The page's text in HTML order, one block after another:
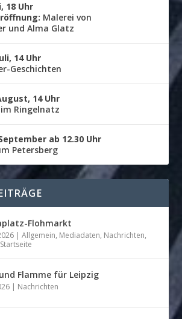
18 Uhr
Malerei von
und Alma Glatz
14 Uhr
Geschichten
14 Uhr
Ringelnatz
ab 12.30 Uhr
Petersberg
Flohmarkt
|Allgemein, Mediadaten, Nachrichten,
Startseite
Flamme für Leipzig
| Nachrichten